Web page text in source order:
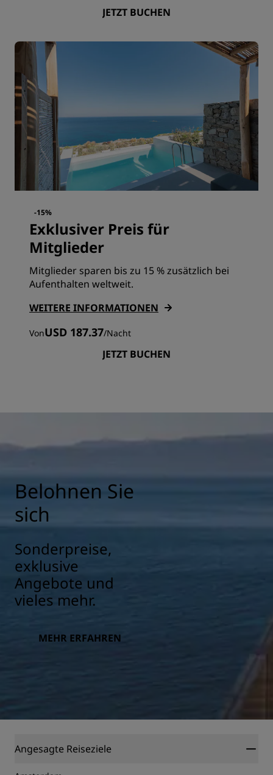
JETZT BUCHEN
-15%
Exklusiver Preis für
Mitglieder
Mitglieder sparen bis zu 15 % zusätzlich bei
Aufenthalten weltweit.
WEITERE INFORMATIONEN
VonUSD 187.37/Nacht
JETZT BUCHEN
Belohnen Sie
sich
Sonderpreise,
exklusive
Angebote und
vieles mehr.
MEHR ERFAHREN
Angesagte Reiseziele